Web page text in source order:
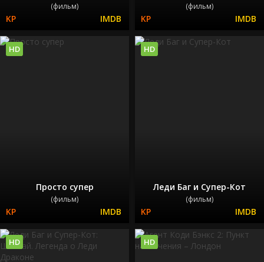
(фильм) (фильм)
Просто супер
(фильм)
HD
Леди Баг и Супер-Кот
(фильм)
HD
HD HD